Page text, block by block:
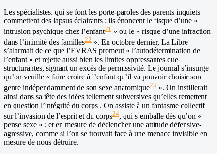
Les spécialistes, qui se font les porte-paroles des parents inquiets,
commettent des lapsus éclairants : ils énoncent le risque d’une «
intrusion psychique chez l’enfant21 » ou le « risque d’une infraction
dans l’intimité des familles22 ». En octobre dernier, La Libre
s’alarmait de ce que l’EVRAS promeut « l’autodétermination de
l’enfant » et rejette aussi bien les limites oppressantes que
structurantes, signant un excès de permissivité. Le journal s’insurge
qu’on veuille « faire croire à l’enfant qu’il va pouvoir choisir son
genre indépendamment de son sexe anatomique23 ». On instillerait
ainsi dans sa tête des idées tellement subversives qu’elles remettent
en question l’intégrité du corps . On assiste à un fantasme collectif
sur l’invasion de l’esprit et du corps24, qui s’emballe dès qu’on «
pense sexe » ; et en mesure de déclencher une attitude défensive-
agressive, comme si l’on se trouvait face à une menace invisible en
mesure de nous détruire.